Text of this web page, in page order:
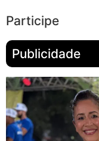
Participe
Publicidade